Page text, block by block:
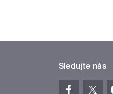
Sledujte nás